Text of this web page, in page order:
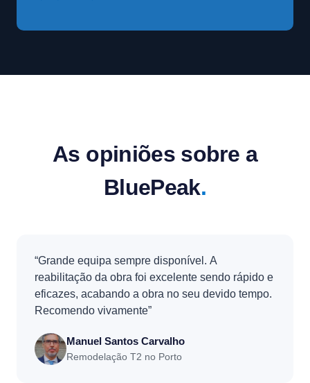
As opiniões sobre a
BluePeak.
“Grande equipa sempre disponível. A
reabilitação da obra foi excelente sendo rápido e
eficazes, acabando a obra no seu devido tempo.
Recomendo vivamente”
Manuel Santos Carvalho
Remodelação T2 no Porto